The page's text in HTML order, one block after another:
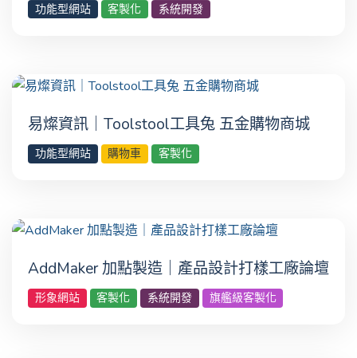
功能型網站 客製化 系統開發
易燦資訊｜Toolstool工具兔 五金購物商城
功能型網站 購物車 客製化
AddMaker 加點製造｜產品設計打樣工廠論壇
形象網站 客製化 系統開發 旗艦級客製化